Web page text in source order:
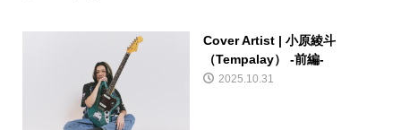
Cover Artist | 小原綾斗
（Tempalay） -前編-
2025.10.31